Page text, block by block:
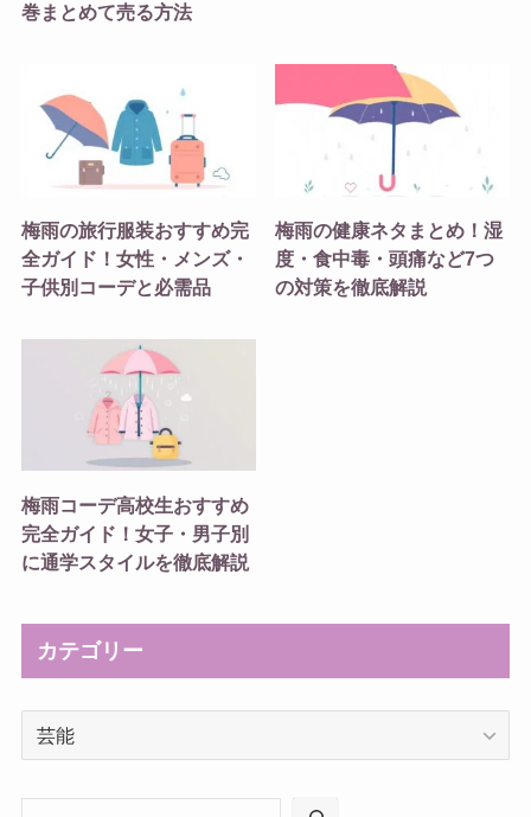
巻まとめて売る方法
梅雨の旅行服装おすすめ完
全ガイド！女性・メンズ・
子供別コーデと必需品
梅雨の健康ネタまとめ！湿
度・食中毒・頭痛など7つ
の対策を徹底解説
梅雨コーデ高校生おすすめ
完全ガイド！女子・男子別
に通学スタイルを徹底解説
カテゴリー